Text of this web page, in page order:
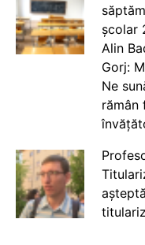
școlar
Alin
Gorj:
Ne
rămân